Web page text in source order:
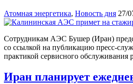
Атомная энергетика, Новость дня 27/
Сотрудникам АЭС Бушер (Иран)
со ссылкой на публикацию пресс-
практикой сервисного
Иран планирует